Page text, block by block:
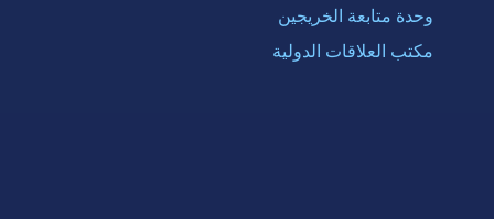
وحدة متابعة الخريجين
مكتب العلاقات الدولية